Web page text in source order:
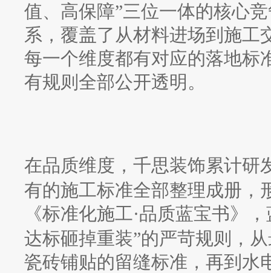
值、高保障”三位一体的核心
系，覆盖了从材料进场到施工
每一个维度都有对应的落地标
有规则全部公开透明。
在品质维度，千思装饰累计研
有的施工标准全部整理成册，
《标准化施工·品质蓝宝书》
达标砸掉重装”的严苛规则，
瓷砖铺贴的留缝标准，再到水